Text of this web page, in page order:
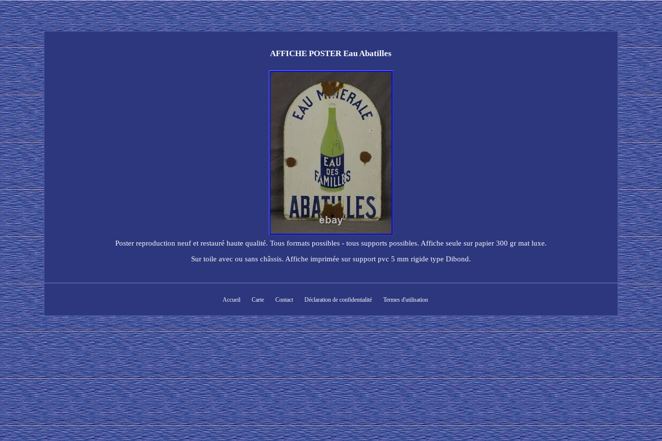
AFFICHE POSTER Eau Abatilles
Poster reproduction neuf et restauré haute qualité. Tous formats possibles - tous supports possibles. Affiche seule sur papier 300 gr mat luxe.
Sur toile avec ou sans châssis. Affiche imprimée sur support pvc 5 mm rigide type Dibond.
Accueil Carte Contact Déclaration de confidentialité Termes d'utilisation